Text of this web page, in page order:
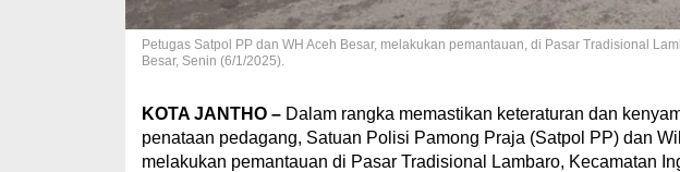
Petugas Satpol PP dan WH Aceh Besar, melakukan pemantauan, di Pasar Tradisional
Besar, Senin (6/1/2025).
KOTA JANTHO –Dalam rangka memastikan keteraturan dan
penataan pedagang, Satuan Polisi Pamong Praja (Satpol PP) dan
melakukan pemantauan di Pasar Tradisional Lambaro, Kecamatan